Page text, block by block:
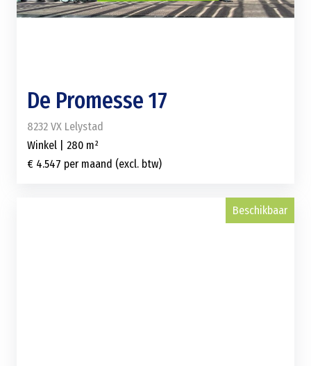
De Promesse 17
8232 VX Lelystad
Winkel | 280 m²
€ 4.547 per maand (excl. btw)
Beschikbaar